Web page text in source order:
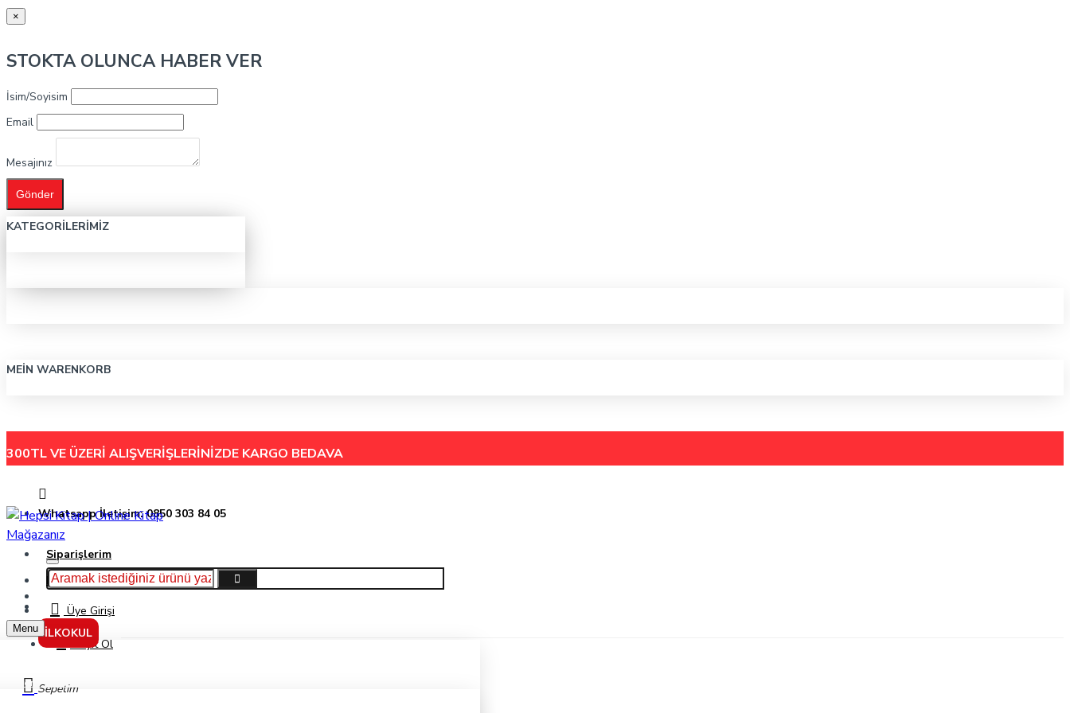
×
STOKTA OLUNCA HABER VER
İsim/Soyisim
Email
Mesajınız
Gönder
KATEGORILERIMIZ
MEIN WARENKORB
300TL VE ÜZERİ ALIŞVERİŞLERİNİZDE KARGO BEDAVA
Whatsapp İletişim: 0850 303 84 05
Siparişlerim
Hakkımızda
İletişimÜye Girişi
Kayıt Ol
Sepetim
İLKOKUL
Menu
Brons 25X25 Siyah Tuval Br-368